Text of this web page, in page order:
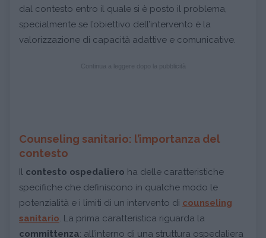
dal contesto entro il quale si è posto il problema,
specialmente se l’obiettivo dell’intervento è la
valorizzazione di capacità adattive e comunicative.
Counseling sanitario: l’importanza del
contesto
Il contesto ospedaliero ha delle caratteristiche
specifiche che definiscono in qualche modo le
potenzialità e i limiti di un intervento di counseling
sanitario. La prima caratteristica riguarda la
committenza: all’interno di una struttura ospedaliera